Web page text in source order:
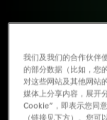
我们及我们的合作伙伴
的部分数据（比如，您
对这些网站及其他网站
媒体上分享内容，展开
Cookie”，即表示您同
（链接见下方）。您